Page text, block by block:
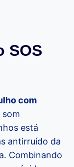
SOS
com
som
está
antirruído da
Combinando